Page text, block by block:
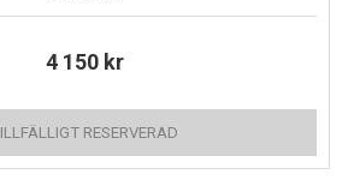
4 150 kr
RESERVERAD